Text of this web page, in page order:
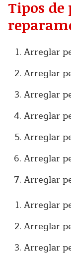
Tipos de
Arreglar
Arreglar
Arreglar
Arreglar
Arreglar
Arreglar
Arreglar
Arreglar
Arreglar
Arreglar